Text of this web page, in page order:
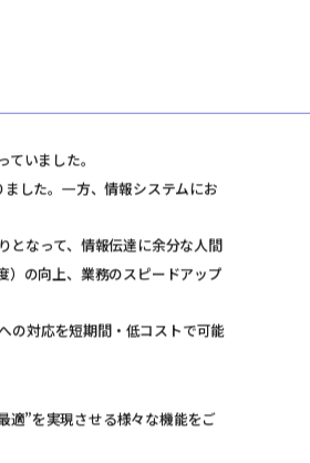
いました。
した。一方、情報システムにお
となって、情報伝達に余分な人間
）の向上、業務のスピードアップ
の対応を短期間・低コストで可能
適”を実現させる様々な機能をご